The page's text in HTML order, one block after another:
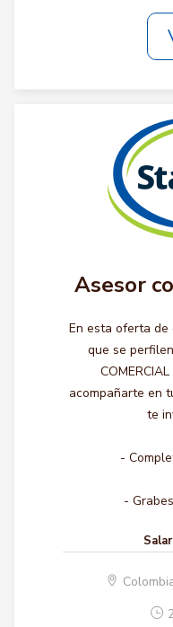
Asesor
En esta oferta de
que se
acompañarte en
te
-
-